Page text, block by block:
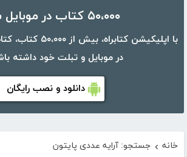
۵۰،۰۰۰ کتاب در موبایل شما
با اپلیکیشن
در موبایل و تبلت خود داشته
دانلود و نصب رایگان
خانه › جستجو: آرایه عددی پایتون